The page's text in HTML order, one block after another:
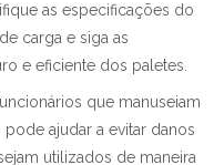
as especificações do
carga e siga as
e eficiente dos paletes.
que manuseiam
ajudar a evitar danos
utilizados de maneira